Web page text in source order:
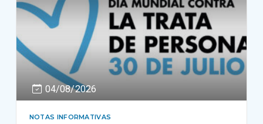
04/08/2026
NOTAS INFORMATIVAS